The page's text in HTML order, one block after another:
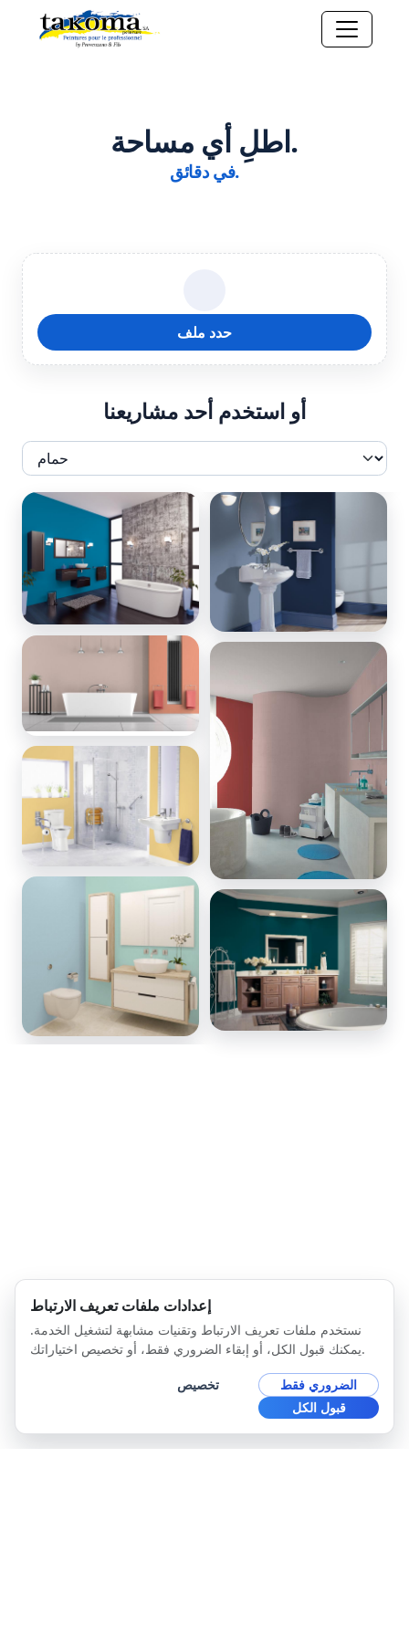
اطلِ أي مساحة.
في دقائق.
حدد ملف
أو استخدم أحد مشاريعنا
إعدادات ملفات تعريف الارتباط
نستخدم ملفات تعريف الارتباط وتقنيات مشابهة لتشغيل الخدمة.
يمكنك قبول الكل، أو إبقاء الضروري فقط، أو تخصيص اختياراتك.
تخصيص
الضروري فقط
قبول الكل